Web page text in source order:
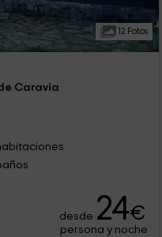
12 Fotos
Caravia
desde 24€
persona y noche